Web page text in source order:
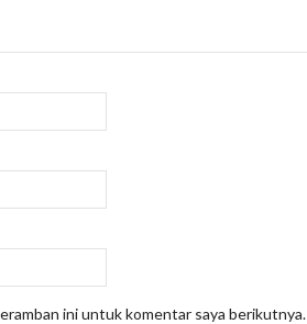
ini untuk komentar saya berikutnya.